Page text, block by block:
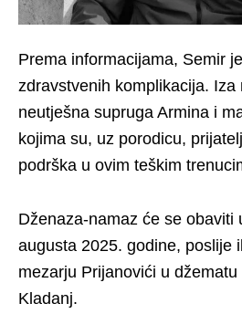
Prema informacijama, Semir
zdravstvenih komplikacija. Iza
neutješna supruga Armina i
kojima su, uz porodicu,
podrška u ovim teškim
Dženaza-namaz će se obaviti
augusta 2025. godine, poslije
mezarju Prijanovići u
Kladanj.